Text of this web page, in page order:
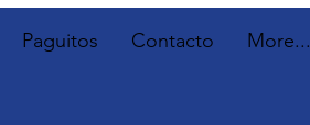
Paguitos Contacto More...